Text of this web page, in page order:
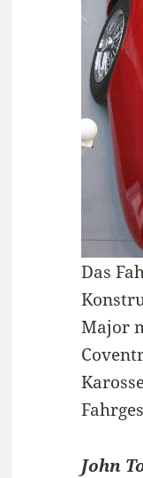
Das
Major
John